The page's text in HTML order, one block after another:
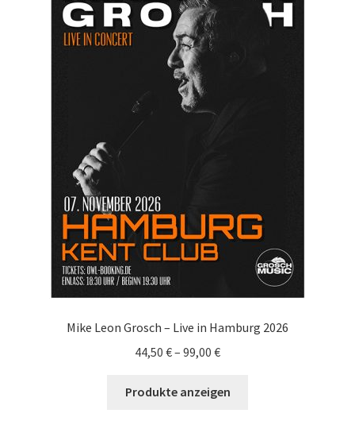
Mike Leon Grosch – Live in Hamburg 2026
44,50 €– 99,00 €
Produkte anzeigen